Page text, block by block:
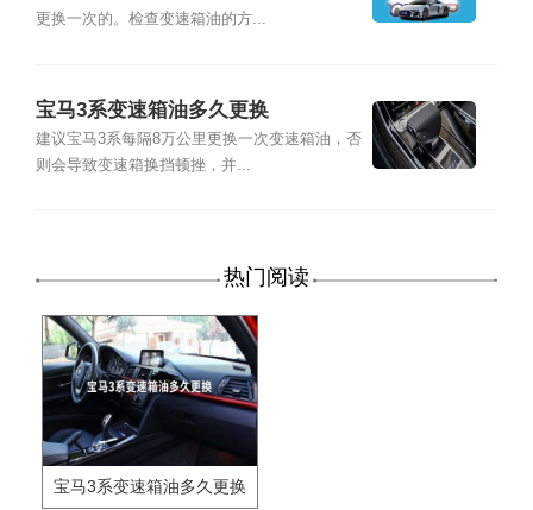
更换一次的。检查变速箱油的方...
宝马3系变速箱油多久更换
建议宝马3系每隔8万公里更换一次变速箱油，否
则会导致变速箱换挡顿挫，并...
热门阅读
宝马3系变速箱油多久更换